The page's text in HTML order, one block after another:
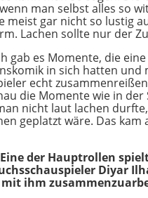
man selbst alles so
meist gar nicht so lustig
Lachen sollte nur der
gab es Momente, die eine
in sich hatten und
echt
die Momente wie in der
nicht laut lachen
geplatzt wäre. Das kam
Eine der Hauptrollen
Diyar
mit ihm